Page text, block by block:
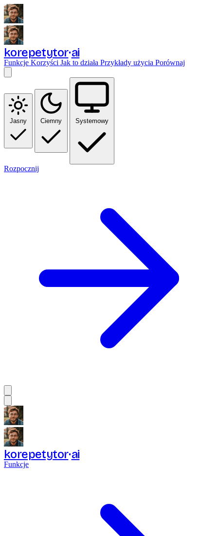
korepetytor ai
Funkcje Korzyści Jak to działa Przykłady użycia Porównaj
Jasny Ciemny Systemowy
Rozpocznij
korepetytor ai
Funkcje